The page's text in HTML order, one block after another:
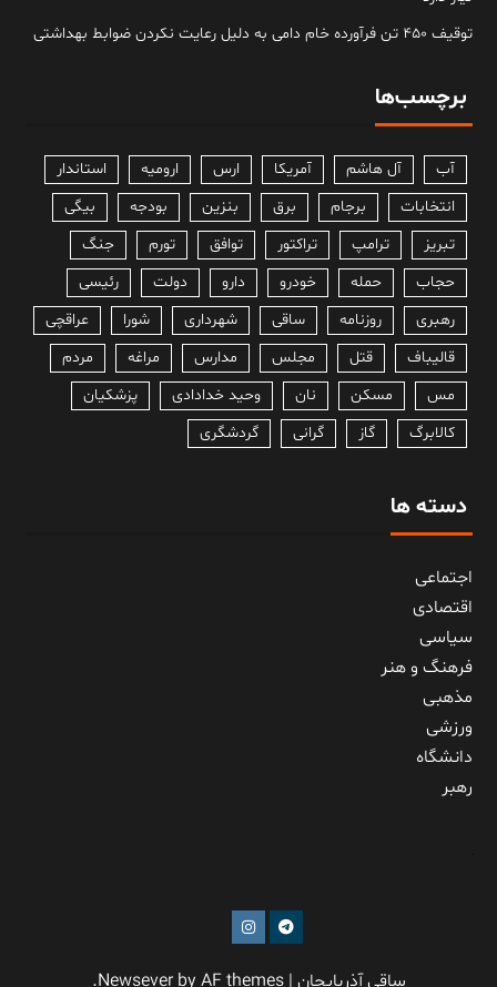
توقیف ۴۵۰ تن فرآورده خام دامی به دلیل رعایت نکردن ضوابط بهداشتی
برچسب‌ها
آب آل هاشم آمریکا ارس ارومیه
استاندار
انتخابات
برجام برق بنزین بودجه
بیگی
تبریز
ترامپ تراکتور توافق تورم
جنگ
حجاب
حمله خودرو دارو دولت
رئیسی
رهبری
روزنامه ساقی شهرداری شورا
عراقچی
قالیباف
قتل مجلس مدارس مراغه
مردم
مس
مسکن نان وحید خدادادی
پزشکیان
کالابرگ
گاز گرانی گردشگری
دسته ها
اجتماعی
اقتصادی
سیاسی
فرهنگ و هنر
مذهبی
ورزشی
دانشگاه
رهبر
ساقی آذربایجان |
Newseverby AF themes.